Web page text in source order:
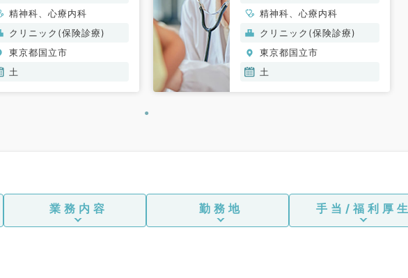
精神科、心療内科
クリニック(保険診療)
東京都国立市
土
精神科、心療内科
クリニック(保険診療)
東京都国立市
土
業務内容 勤務地 手当/福利厚生